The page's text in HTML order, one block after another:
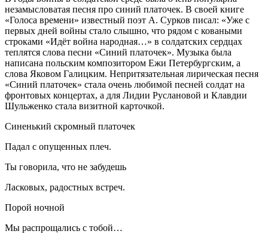
незамысловатая песня про синий платочек. В своей книге
«Голоса времени» известный поэт А. Сурков писал: «Уже с
первых дней войны стало слышно, что рядом с коваными
строками «Идёт война народная…» в солдатских сердцах
теплятся слова песни «Синий платочек». Музыка была
написана польским композитором Ежи Петербургским, а
слова Яковом Галицким. Непритязательная лирическая песня
«Синий платочек» стала очень любимой песней солдат на
фронтовых концертах, а для Лидии Руслановой и Клавдии
Шульженко стала визитной карточкой.
Синенький скромный платочек
Падал с опущенных плеч.
Ты говорила, что не забудешь
Ласковых, радостных встреч.
Порой ночной
Мы распрощались с тобой…